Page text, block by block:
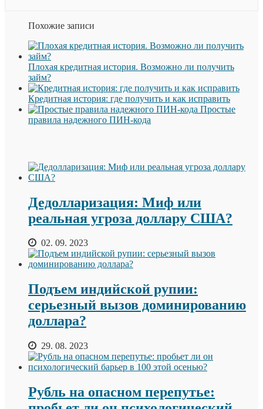
Похожие записи
Плохая кредитная история. Возможно ли получить
займ?
Кредитная история: где получить и как исправить
Простые
правила надежного ПИН-кода
Дедолларизация: Миф или
реальная угроза доллару США?
02. 09. 2023
Подъем индийской рупии:
серьезный вызов доминированию
доллара?
29. 08. 2023
Рубль на опасном перепутье: